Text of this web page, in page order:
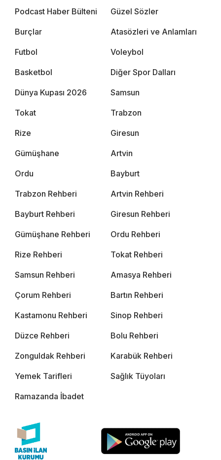
Podcast Haber Bülteni Güzel Sözler
Burçlar Atasözleri ve Anlamları
Futbol Voleybol
Basketbol Diğer Spor Dalları
Dünya Kupası 2026 Samsun
Tokat Trabzon
Rize Giresun
Gümüşhane Artvin
Ordu Bayburt
Trabzon Rehberi Artvin Rehberi
Bayburt Rehberi Giresun Rehberi
Gümüşhane Rehberi Ordu Rehberi
Rize Rehberi Tokat Rehberi
Samsun Rehberi Amasya Rehberi
Çorum Rehberi Bartın Rehberi
Kastamonu Rehberi Sinop Rehberi
Düzce Rehberi Bolu Rehberi
Zonguldak Rehberi Karabük Rehberi
Yemek Tarifleri Sağlık Tüyoları
Ramazanda İbadet